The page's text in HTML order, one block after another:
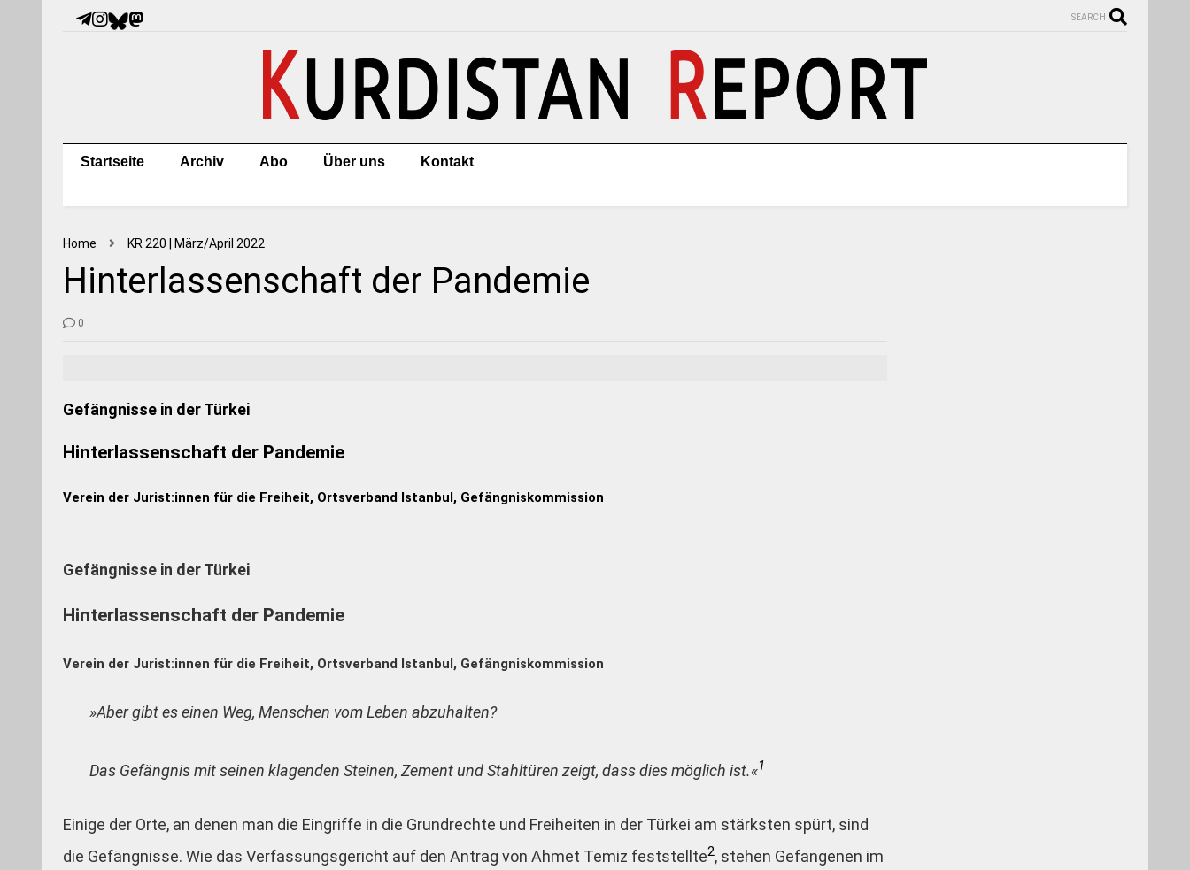
SEARCH
Startseite Archiv Abo Über uns Kontakt
Home KR 220 | März/April 2022
Hinterlassenschaft der Pandemie
0
Gefängnisse in der Türkei
Hinterlassenschaft der Pandemie
Verein der Jurist:innen für die Freiheit, Ortsverband Istanbul, Gefängniskommission
Gefängnisse in der Türkei
Hinterlassenschaft der Pandemie
Verein der Jurist:innen für die Freiheit, Ortsverband Istanbul, Gefängniskommission
»Aber gibt es einen Weg, Menschen vom Leben abzuhalten?
Das Gefängnis mit seinen klagenden Steinen, Zement und Stahltüren zeigt, dass dies möglich ist.«1
Einige der Orte, an denen man die Eingriffe in die Grundrechte und Freiheiten in der Türkei am stärksten spürt, sind
die Gefängnisse. Wie das Verfassungsgericht auf den Antrag von Ahmet Temiz feststellte2, stehen Gefangenen im